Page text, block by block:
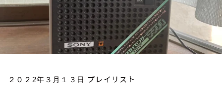
２０２ 2年３月１３日 プレイリスト